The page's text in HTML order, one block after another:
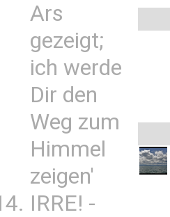
Ars
gezeigt;
ich werde
Dir den
Weg zum
Himmel
zeigen'
IRRE! -